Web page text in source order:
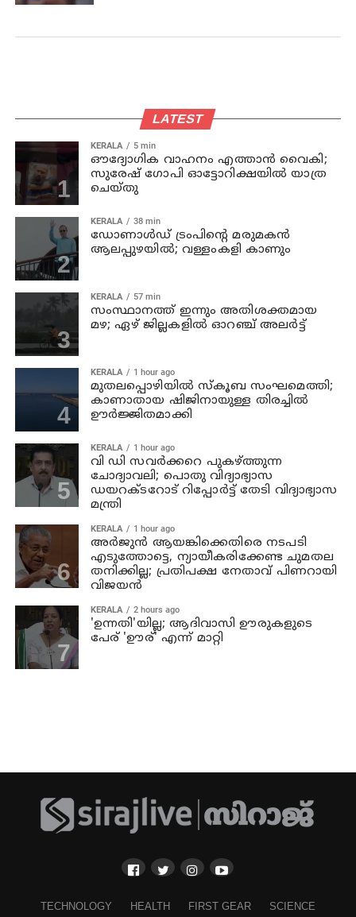
LATEST
KERALA 5 min
ഔദ്യോഗിക വാഹനം എത്താന്‍ വൈകി;
സുരേഷ് ഗോപി ഓട്ടോറിക്ഷയില്‍ യാത്ര
ചെയ്തു
KERALA 38 min
ഡോണാള്‍ഡ് ട്രംപിന്റെ മരുമകന്‍
ആലപ്പുഴയിൽ; വള്ളംകളി കാണും
KERALA 57 min
സംസ്ഥാനത്ത് ഇന്നും അതിശക്തമായ
മഴ; ഏഴ് ജില്ലകളില്‍ ഓറഞ്ച് അലര്‍ട്ട്
KERALA 1 hour ago
മുതലപ്പൊഴിയില്‍ സ്‌കൂബ സംഘമെത്തി;
കാണാതായ ഷിജിനായുള്ള തിരച്ചില്‍
ഊര്‍ജ്ജിതമാക്കി
KERALA 1 hour ago
വി ഡി സവര്‍ക്കറെ പുകഴ്ത്തുന്ന
ചോദ്യാവലി; പൊതു വിദ്യാഭ്യാസ
ഡയറക്ടറോട് റിപ്പോര്‍ട്ട് തേടി വിദ്യാഭ്യാസ
മന്ത്രി
KERALA 1 hour ago
അര്‍ജുന്‍ ആയങ്കിക്കെതിരെ നടപടി
എടുത്തോട്ടെ, ന്യായീകരിക്കേണ്ട ചുമതല
തനിക്കില്ല; പ്രതിപക്ഷ നേതാവ് പിണറായി
വിജയന്‍
KERALA 2 hours ago
'ഉന്നതി'യില്ല; ആദിവാസി ഊരുകളുടെ
പേര് 'ഊര്' എന്ന് മാറ്റി
TECHNOLOGY HEALTH FIRST GEAR SCIENCE